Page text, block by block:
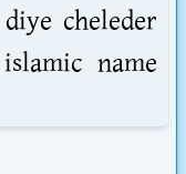
diye cheleder
name